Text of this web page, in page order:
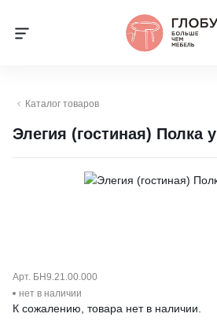
Каталог товаров
Элегия (гостиная) Полка
Арт. БН9.21.00.000
нет в наличии
К сожалению, товара нет в наличии.